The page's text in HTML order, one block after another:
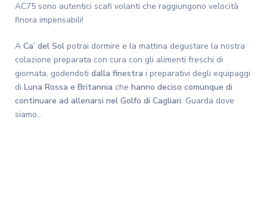
AC75 sono autentici scafi volanti che raggiungono velocità
finora impensabili!
A Ca’ del Sol potrai dormire e la mattina degustare la nostra
colazione preparata con cura con gli alimenti freschi di
giornata, godendoti dalla finestra i preparativi degli equipaggi
di Luna Rossa e Britannia che hanno deciso comunque di
continuare ad allenarsi nel Golfo di Cagliari. Guarda dove
siamo…